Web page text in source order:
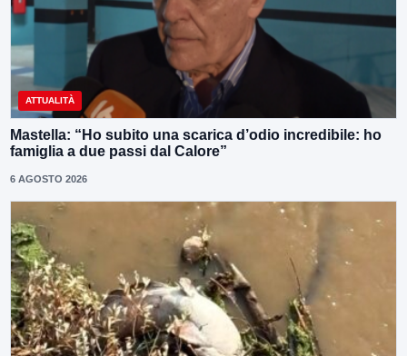
ATTUALITÀ
Mastella: “Ho subito una scarica d’odio incredibile: ho
famiglia a due passi dal Calore”
6 AGOSTO 2026